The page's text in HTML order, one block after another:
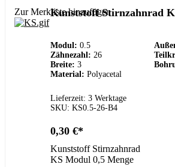
Zur Merkliste hinzufügen
Kunststoff Stirnzahnrad
Modul: 0.5
Zähnezahl: 26
Breite: 3
Material: Polyacetal
Lieferzeit: 3 Werktage
SKU: KS0.5-26-B4
0,30 €
Kunststoff Stirnzahnrad
KS Modul 0,5 Menge